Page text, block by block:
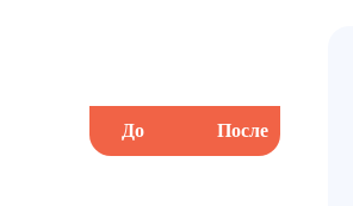
До После